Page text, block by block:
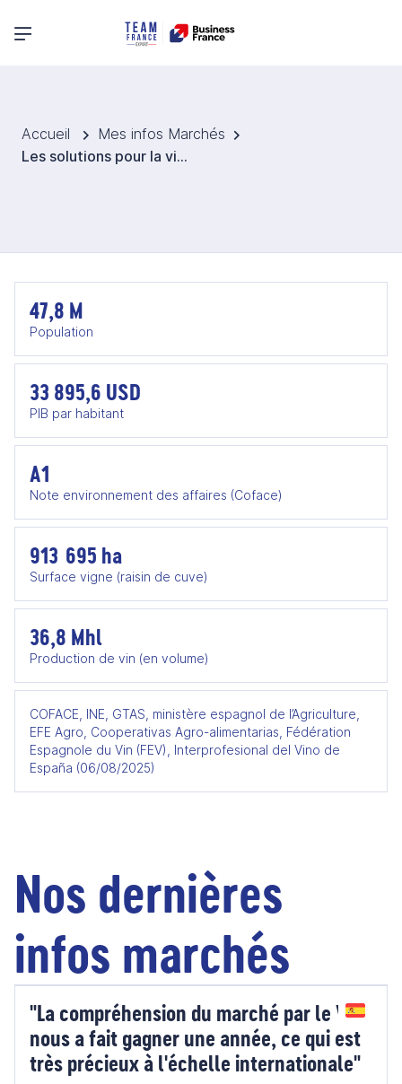
Menu principal
Accueil
Mes infos Marchés
Les solutions pour la vitiviniculture en Espagne
47,8 M
Population
33 895,6 USD
PIB par habitant
A1
Note environnement des affaires (Coface)
913 695 ha
Surface vigne (raisin de cuve)
36,8 Mhl
Production de vin (en volume)
COFACE, INE, GTAS, ministère espagnol de l’Agriculture,
EFE Agro, Cooperativas Agro-alimentarias, Fédération
Espagnole du Vin (FEV), Interprofesional del Vino de
España (06/08/2025)
Nos dernières
infos marchés
"La compréhension du marché par le V.I.E
nous a fait gagner une année, ce qui est
très précieux à l'échelle internationale"